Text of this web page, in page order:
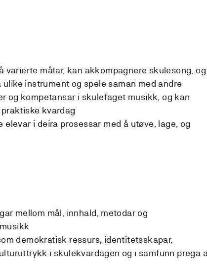
varierte måtar, kan akkompagnere skulesong, og
instrument og spele saman med andre
og kompetansar i skulefaget musikk, og kan
kvardag
i deira prosessar med å utøve, lage, og
mellom mål, innhald, metodar og
demokratisk ressurs, identitetsskapar,
i skulekvardagen og i samfunn prega